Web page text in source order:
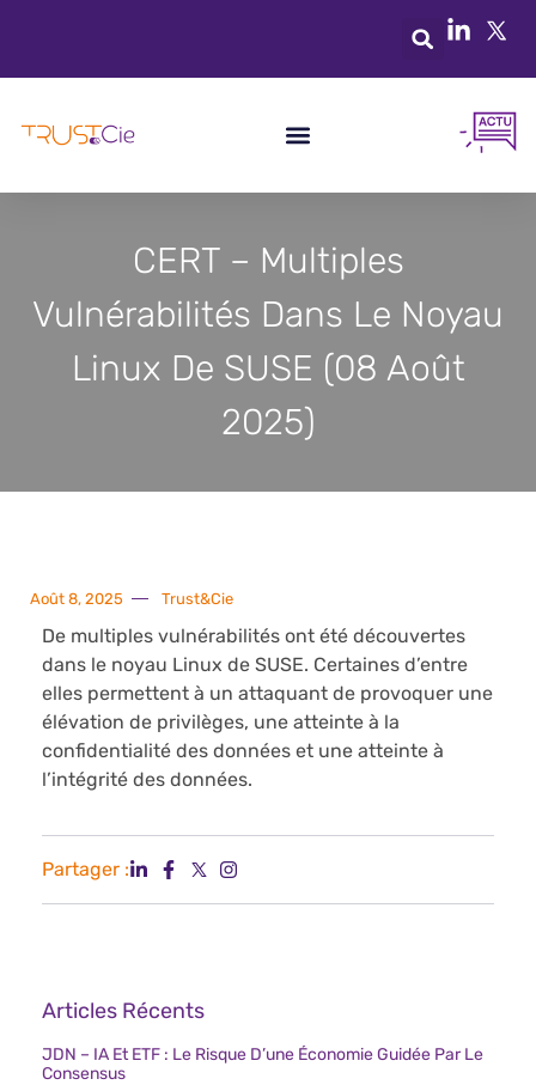
CERT – Multiples
Vulnérabilités Dans Le Noyau
Linux De SUSE (08 Août
2025)
Août 8, 2025 Trust&Cie
De multiples vulnérabilités ont été découvertes
dans le noyau Linux de SUSE. Certaines d’entre
elles permettent à un attaquant de provoquer une
élévation de privilèges, une atteinte à la
confidentialité des données et une atteinte à
l’intégrité des données.
Partager :
Articles Récents
JDN – IA Et ETF : Le Risque D’une Économie Guidée Par Le
Consensus